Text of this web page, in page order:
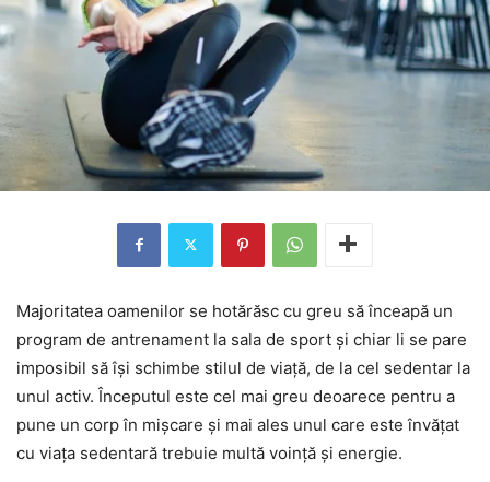
Majoritatea oamenilor se hotărăsc cu greu să înceapă un
program de antrenament la sala de sport și chiar li se pare
imposibil să își schimbe stilul de viață, de la cel sedentar la
unul activ. Începutul este cel mai greu deoarece pentru a
pune un corp în mișcare și mai ales unul care este învățat
cu viața sedentară trebuie multă voință și energie.